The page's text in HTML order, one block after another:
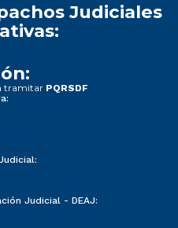
Judiciales
tramitar PQRSDF
Judicial - DEAJ: